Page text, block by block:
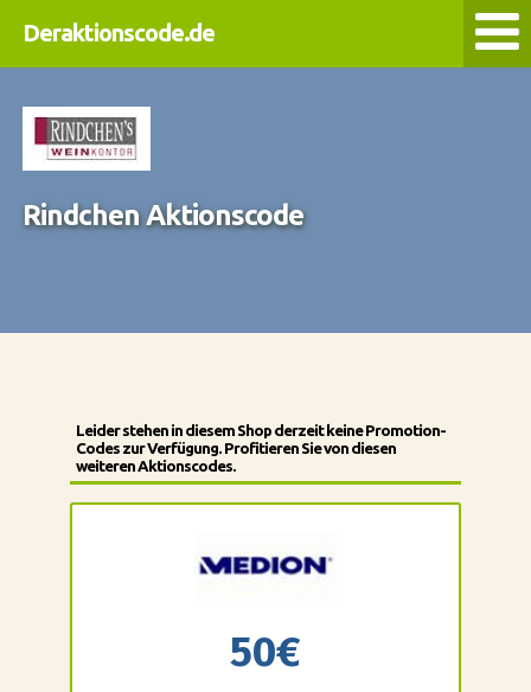
Deraktionscode.de
Rindchen Aktionscode
Leider stehen in diesem Shop derzeit keine Promotion-
Codes zur Verfügung. Profitieren Sie von diesen
weiteren Aktionscodes.
50€